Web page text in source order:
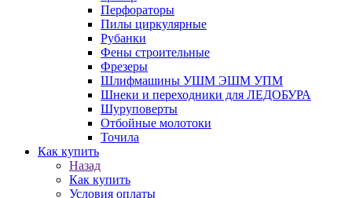
Перфораторы
Пилы циркулярные
Рубанки
Фены строительные
Фрезеры
Шлифмашины УШМ ЭШМ УПМ
Шнеки и переходники для ЛЕДОБУРА
Шуруповерты
Отбойные молотоки
Точила
Как купить
Назад
Как купить
Условия оплаты